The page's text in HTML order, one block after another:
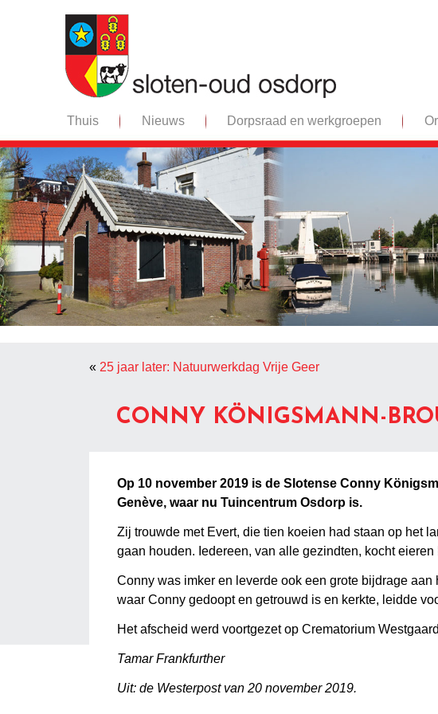
Thuis Nieuws Dorpsraad en werkgroepen
« 25 jaar later: Natuurwerkdag Vrije Geer
CONNY KÖNIGSMANN-
Op 10 november 2019 is de Slotense Conny
Genève, waar nu Tuincentrum Osdorp is.
Zij trouwde met Evert, die tien koeien had staan op het
gaan houden. Iedereen, van alle gezindten, kocht
Conny was imker en leverde ook een grote bijdrage
waar Conny gedoopt en getrouwd is en kerkte, leidde
Het afscheid werd voortgezet op Crematorium
Tamar Frankfurther
Uit: de Westerpost van 20 november 2019.